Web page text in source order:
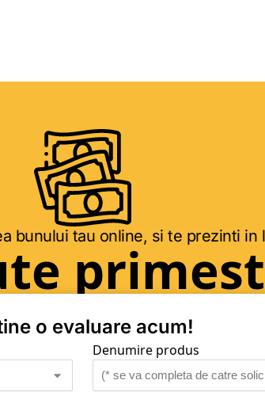
bunului tau online, si te prezinti in
o evaluare acum!
Denumire produs